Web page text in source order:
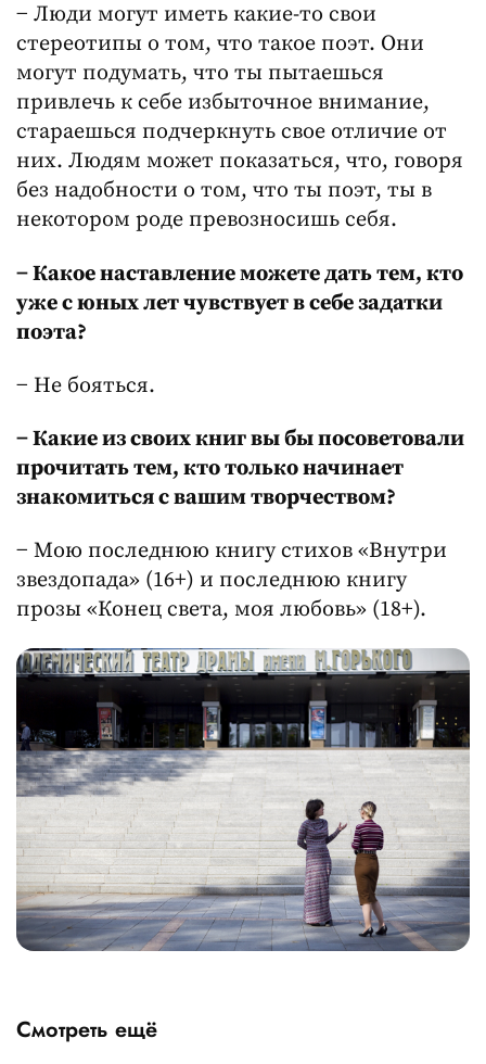
− Люди могут иметь какие-то свои
стереотипы о том, что такое поэт. Они
могут подумать, что ты пытаешься
привлечь к себе избыточное внимание,
стараешься подчеркнуть свое отличие от
них. Людям может показаться, что, говоря
без надобности о том, что ты поэт, ты в
некотором роде превозносишь себя.
− Какое наставление можете дать тем, кто
уже с юных лет чувствует в себе задатки
поэта?
− Не бояться.
− Какие из своих книг вы бы посоветовали
прочитать тем, кто только начинает
знакомиться с вашим творчеством?
− Мою последнюю книгу стихов «Внутри
звездопада» (16+) и последнюю книгу
прозы «Конец света, моя любовь» (18+).
Смотреть ещё